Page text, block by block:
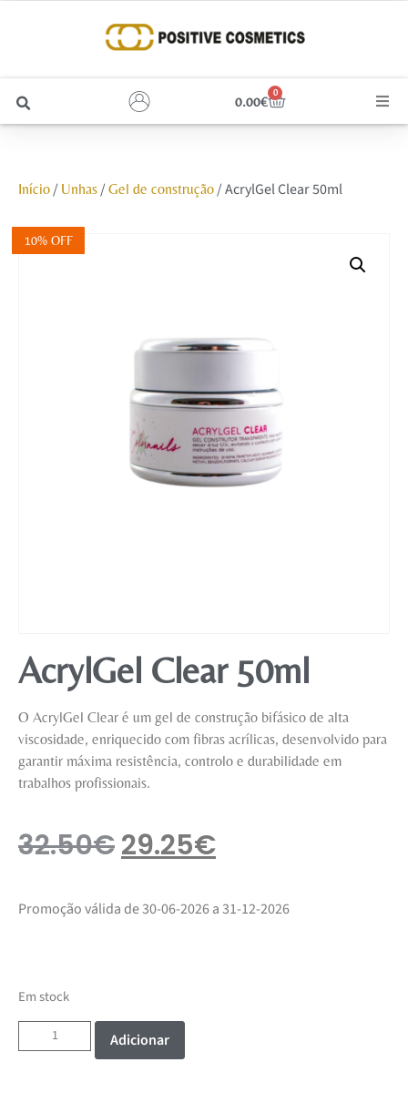
0.00€
0
Unhas
Homem
Início/ Unhas/ Gel de construção/ AcrylGel Clear 50ml
10% OFF
AcrylGel Clear 50ml
O AcrylGel Clear é um gel de construção bifásico de alta
viscosidade, enriquecido com fibras acrílicas, desenvolvido para
garantir máxima resistência, controlo e durabilidade em
trabalhos profissionais.
32.50€29.25€
Promoção válida de 30-06-2026 a 31-12-2026
Em stock
Adicionar